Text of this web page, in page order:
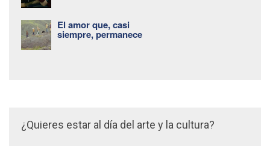
El amor que, casi
siempre, permanece
¿Quieres estar al día del arte y la cultura?